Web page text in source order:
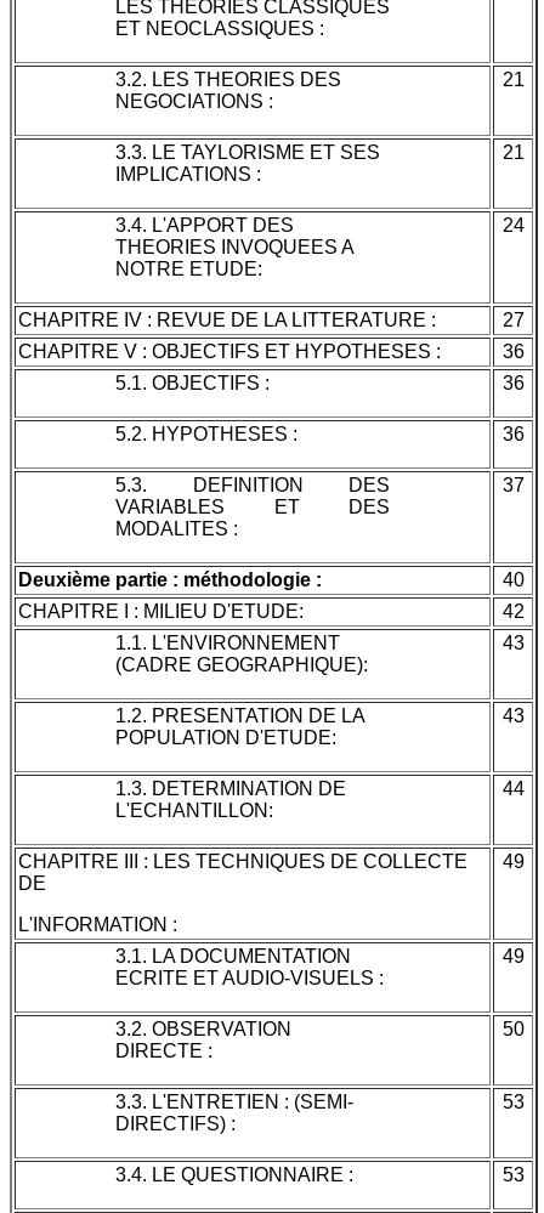
LES THEORIES CLASSIQUES
ET NEOCLASSIQUES :
3.2. LES THEORIES DES
NEGOCIATIONS :
21
3.3. LE TAYLORISME ET SES
IMPLICATIONS :
21
3.4. L'APPORT DES
THEORIES INVOQUEES A
NOTRE ETUDE:
24
CHAPITRE IV : REVUE DE LA LITTERATURE :
27
CHAPITRE V : OBJECTIFS ET HYPOTHESES :
36
5.1. OBJECTIFS :
36
5.2. HYPOTHESES : 36
5.3. DEFINITION DES
VARIABLES ET DES
MODALITES :
37
Deuxième partie : méthodologie :
40
CHAPITRE I : MILIEU D'ETUDE:
42
1.1. L'ENVIRONNEMENT
(CADRE GEOGRAPHIQUE):
43
1.2. PRESENTATION DE LA
POPULATION D'ETUDE:
43
1.3. DETERMINATION DE
L'ECHANTILLON:
44
CHAPITRE III : LES TECHNIQUES DE COLLECTE
DE
L'INFORMATION :
49
3.1. LA DOCUMENTATION
ECRITE ET AUDIO-VISUELS :
49
3.2. OBSERVATION
DIRECTE :
50
3.3. L'ENTRETIEN : (SEMI-
DIRECTIFS) :
53
3.4. LE QUESTIONNAIRE : 53